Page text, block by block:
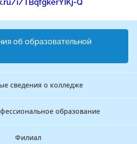
i/TBqfgkerYIKj-Q
об образовательной
сведения о колледже
образование
Филиал